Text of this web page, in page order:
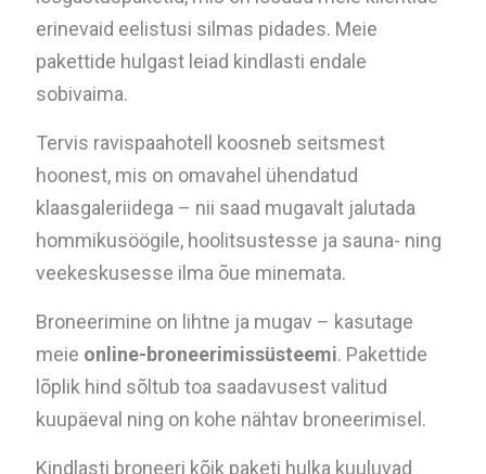
erinevaid eelistusi silmas pidades. Meie
pakettide hulgast leiad kindlasti endale
sobivaima.
Tervis ravispaahotell koosneb seitsmest
hoonest, mis on omavahel ühendatud
klaasgaleriidega – nii saad mugavalt jalutada
hommikusöögile, hoolitsustesse ja sauna- ning
veekeskusesse ilma õue minemata.
Broneerimine on lihtne ja mugav – kasutage
meie online-broneerimissüsteemi. Pakettide
lõplik hind sõltub toa saadavusest valitud
kuupäeval ning on kohe nähtav broneerimisel .
Kindlasti broneeri kõik paketi hulka kuuluvad